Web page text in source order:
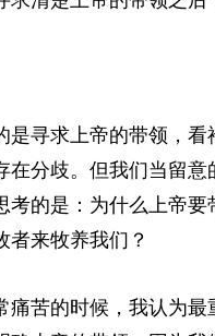
寻求上帝的带领，
分歧。但我们当留
的是：为什么上帝
者来牧养我们？
苦的时候，我认为